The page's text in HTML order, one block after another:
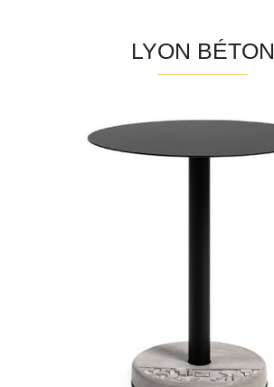
LYON BÉTON